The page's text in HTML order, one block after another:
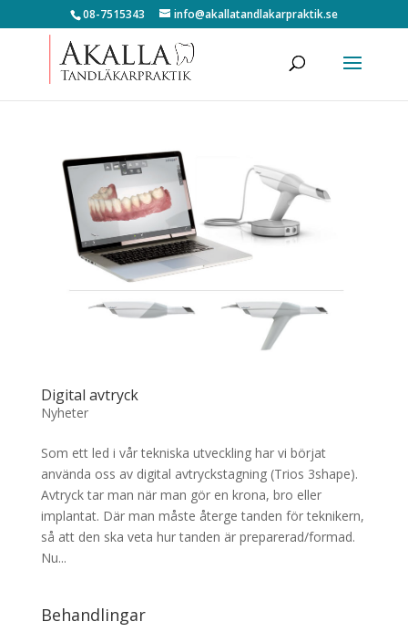
08-7515343 info@akallatandlakarpraktik.se
Digital avtryck
Nyheter
Som ett led i vår tekniska utveckling har vi börjat
använda oss av digital avtryckstagning (Trios 3shape).
Avtryck tar man när man gör en krona, bro eller
implantat. Där man måste återge tanden för teknikern,
så att den ska veta hur tanden är preparerad/formad.
Nu...
Behandlingar